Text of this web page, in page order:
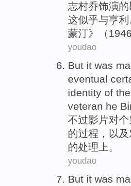
志村乔饰演
这似乎与亨
蒙汀》（
youdao
But it was
eventual
identity of the
veteran he
不过影片对
的过程， 以及
的处理上。
youdao
But it was